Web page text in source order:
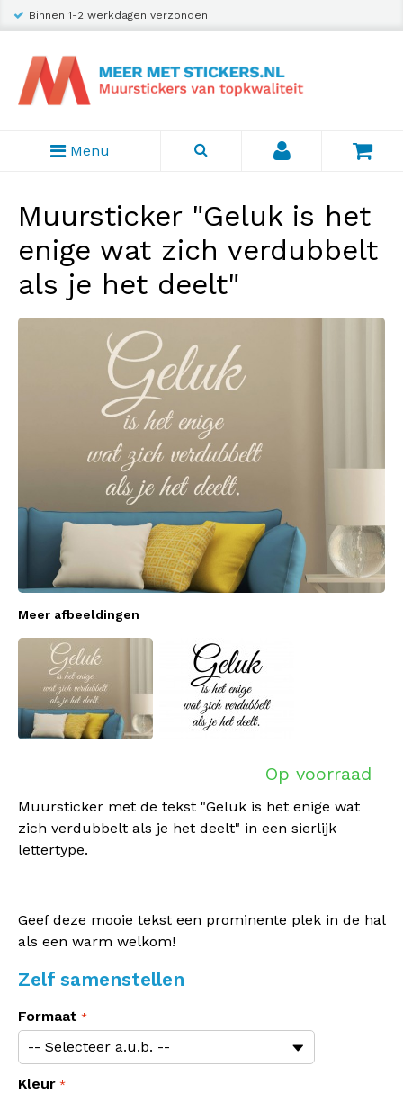
Binnen 1-2 werkdagen verzonden
Menu
Muursticker "Geluk is het
enige wat zich verdubbelt
als je het deelt"
Meer afbeeldingen
Op voorraad
Muursticker met de tekst "Geluk is het enige wat
zich verdubbelt als je het deelt" in een sierlijk
lettertype.
Geef deze mooie tekst een prominente plek in de hal
als een warm welkom!
Zelf samenstellen
Formaat
Kleur